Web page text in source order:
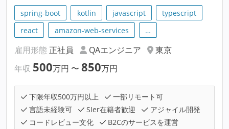
spring-boot kotlin javascript
typescript
react
amazon-web-services …
雇用形態 正社員 QAエンジニア
東京
年収 500万円 〜 850万円
下限年収500万円以上
一部リモート可
言語未経験可
SIer在籍者歓迎
アジャイル開発
コードレビュー文化
B2Cのサービスを運営